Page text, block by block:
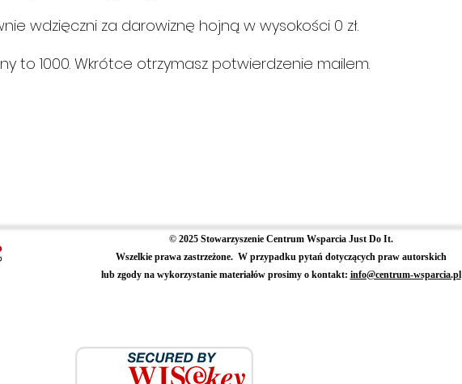
wdzięczni za darowiznę hojną w wysokości 0 zł.
to 1000. Wkrótce otrzymasz potwierdzenie mailem.
© 2025 Stowarzyszenie Centrum Wsparcia Just Do It.
Wszelkie prawa zastrzeżone. W przypadku pytań dotyczących praw autorskich
lub zgody na wykorzystanie materiałów prosimy o kontakt: info@centrum-wsparcia.pl